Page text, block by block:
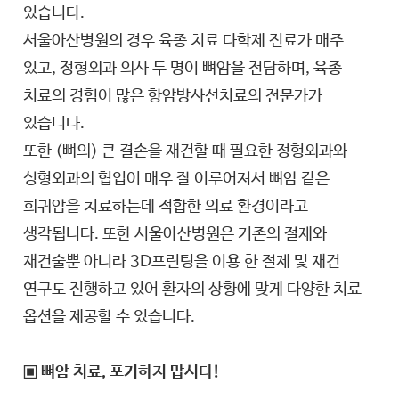
있습니다.
서울아산병원의 경우 육종 치료 다학제 진료가 매주
있고, 정형외과 의사 두 명이 뼈암을 전담하며, 육종
치료의 경험이 많은 항암방사선치료의 전문가가
있습니다.
또한 (뼈의) 큰 결손을 재건할 때 필요한 정형외과와
성형외과의 협업이 매우 잘 이루어져서 뼈암 같은
희귀암을 치료하는데 적합한 의료 환경이라고
생각됩니다. 또한 서울아산병원은 기존의 절제와
재건술뿐 아니라 3D프린팅을 이용 한 절제 및 재건
연구도 진행하고 있어 환자의 상황에 맞게 다양한 치료
옵션을 제공할 수 있습니다.
▣ 뼈암 치료, 포기하지 맙시다!